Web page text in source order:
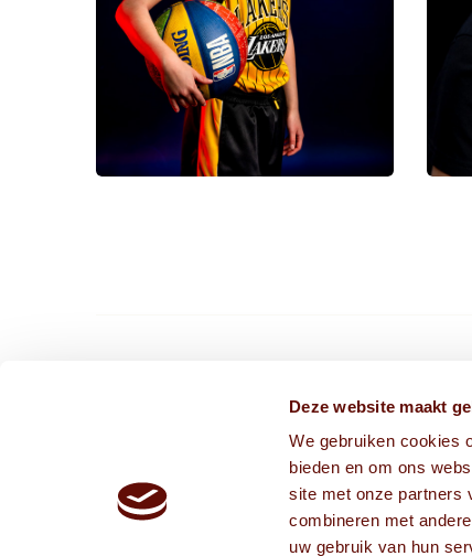
Deze website maakt
We gebruiken cookies
bieden en om ons
site met onze partners
combineren met
uw gebruik van hun
info@frissekoppen.nl
013-75 05 241